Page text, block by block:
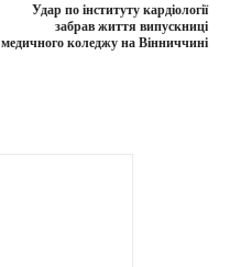
Удар по інституту кардіології
забрав життя випускниці
медичного коледжу на Вінниччині